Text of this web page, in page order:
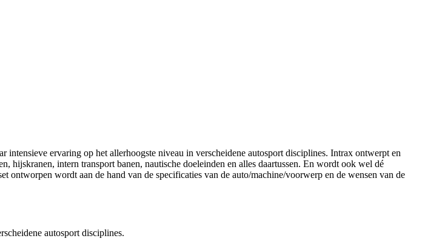
ervaring op het allerhoogste niveau in verscheidene autosport disciplines. Intrax ontwerpt en
hijskranen, intern transport banen, nautische doeleinden en alles daartussen. En wordt ook wel dé
ontworpen wordt aan de hand van de specificaties van de auto/machine/voorwerp en de wensen van de
autosport disciplines.